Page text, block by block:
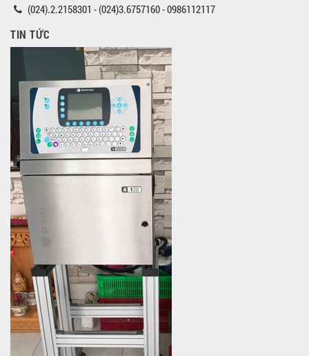
(024).2.2158301 - (024)3.6757160 - 0986112117
TIN TỨC